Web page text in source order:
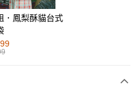
)免運費
．鳳梨酥貓台式